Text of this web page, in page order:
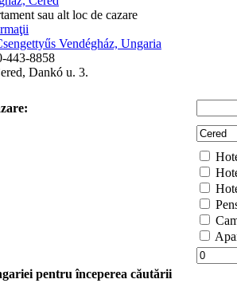
sau alt loc de cazare
Vendégház, Ungaria
443-8858
, Dankó u. 3.
pentru începerea căutării